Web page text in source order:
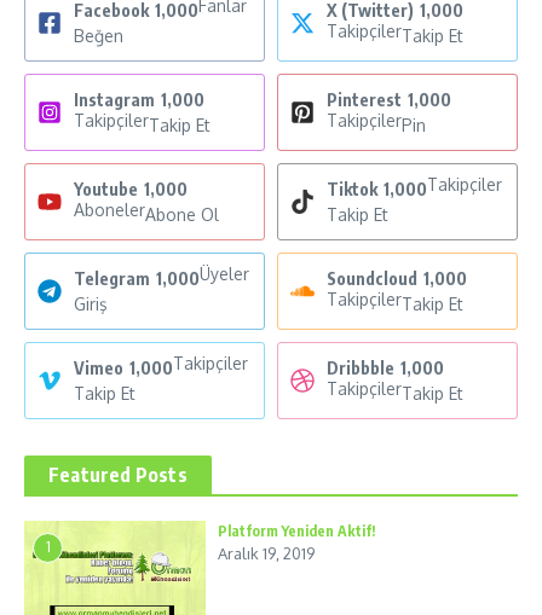
Facebook 1,000Fanlar
Beğen
X (Twitter) 1,000
TakipçilerTakip Et
Instagram 1,000
TakipçilerTakip Et
Pinterest 1,000
TakipçilerPin
Youtube 1,000
AbonelerAbone Ol
Tiktok 1,000Takipçiler
Takip Et
Telegram 1,000Üyeler
Giriş
Soundcloud 1,000
TakipçilerTakip Et
Vimeo 1,000Takipçiler
Takip Et
Dribbble 1,000
TakipçilerTakip Et
Featured Posts
1
Platform Yeniden Aktif!
Aralık 19, 2019